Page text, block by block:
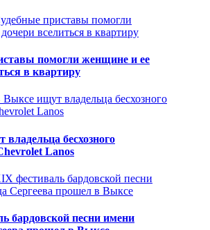
помогли женщине и ее
в квартиру
бесхозного
Lanos
бардовской песни имени